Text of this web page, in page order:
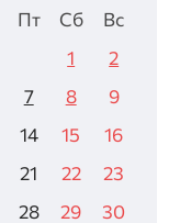
Пт Сб
Вс
1
2
7 8
9
14 15
16
21 22
23
28 29
30